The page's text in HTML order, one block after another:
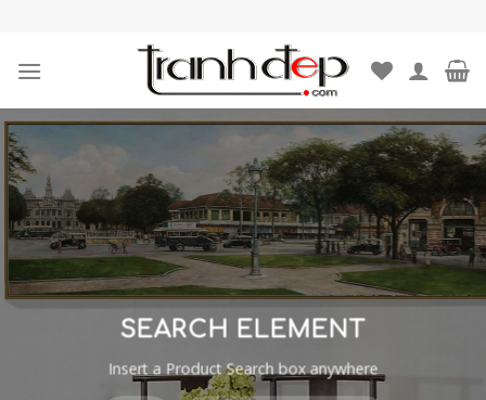
content
SEARCH ELEMENT
Insert a Product Search box anywhere